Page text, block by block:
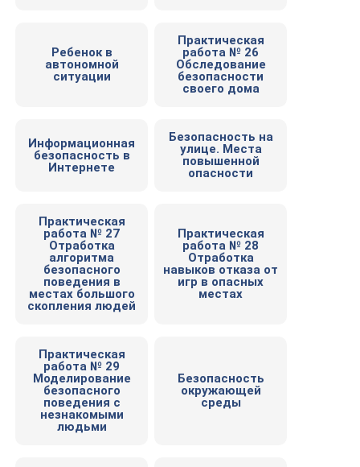
Ребенок в
автономной
ситуации
Практическая
работа № 26
Обследование
безопасности
своего дома
Информационная
безопасность в
Интернете
Безопасность на
улице. Места
повышенной
опасности
Практическая
работа № 27
Отработка
алгоритма
безопасного
поведения в
местах большого
скопления людей
Практическая
работа № 28
Отработка
навыков отказа от
игр в опасных
местах
Практическая
работа № 29
Моделирование
безопасного
поведения с
незнакомыми
людьми
Безопасность
окружающей
среды